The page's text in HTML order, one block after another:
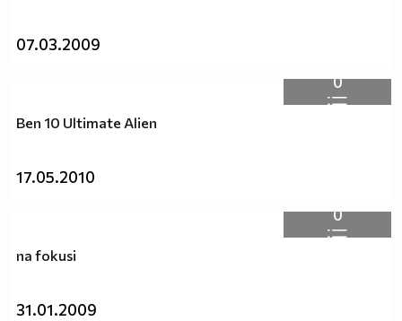
07.03.2009
0
Ben 10 Ultimate Alien
17.05.2010
0
na fokusi
31.01.2009